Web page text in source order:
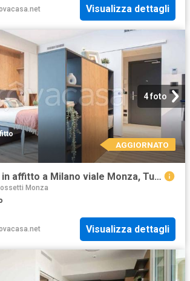
Visualizza dettagli
4 foto
AGGIORNATO
Appartamento in affitto a Milano viale Monza, Turro
Monza
Visualizza dettagli